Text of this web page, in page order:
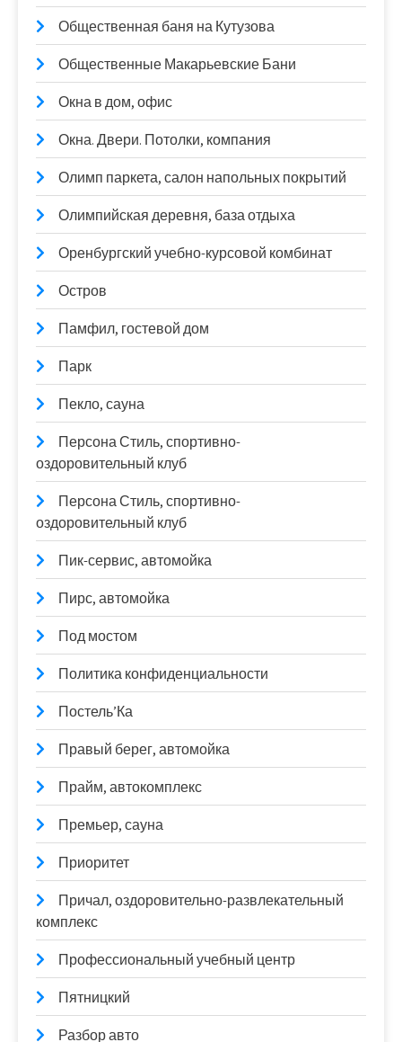
Общественная баня на Кутузова
Общественные Макарьевские Бани
Окна в дом, офис
Окна. Двери. Потолки, компания
Олимп паркета, салон напольных покрытий
Олимпийская деревня, база отдыха
Оренбургский учебно-курсовой комбинат
Остров
Памфил, гостевой дом
Парк
Пекло, сауна
Персона Стиль, спортивно-
оздоровительный клуб
Персона Стиль, спортивно-
оздоровительный клуб
Пик-сервис, автомойка
Пирс, автомойка
Под мостом
Политика конфиденциальности
Постель’Ка
Правый берег, автомойка
Прайм, автокомплекс
Премьер, сауна
Приоритет
Причал, оздоровительно-развлекательный
комплекс
Профессиональный учебный центр
Пятницкий
Разбор авто